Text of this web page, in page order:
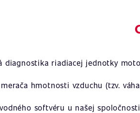
diagnostika riadiacej jednotky
hmotnosti vzduchu (tzv.
softvéru u našej spoločnosti